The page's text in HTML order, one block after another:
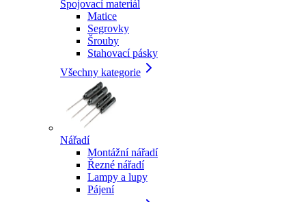
Spojovací materiál
Matice
Segrovky
Šrouby
Stahovací pásky
Všechny kategorie
Nářadí
Montážní nářadí
Řezné nářadí
Lampy a lupy
Pájení